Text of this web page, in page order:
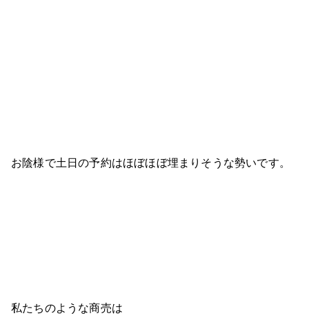
お陰様で土日の予約はほぼほぼ埋まりそうな勢いです。
私たちのような商売は